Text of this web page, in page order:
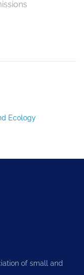
Ecology
of small and